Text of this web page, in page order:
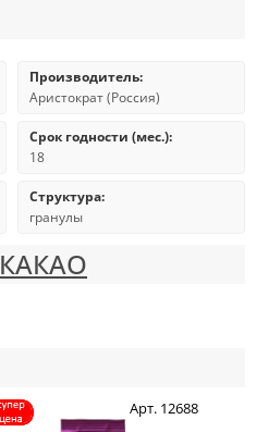
Производитель:
Аристократ (Россия)
Срок годности (мес.):
18
Структура:
гранулы
КАКАО
Арт. 12688